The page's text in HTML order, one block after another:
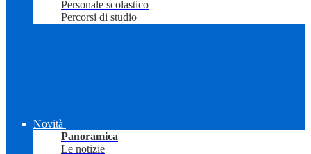
Personale scolastico
Percorsi di studio
Novità
Panoramica
Le notizie